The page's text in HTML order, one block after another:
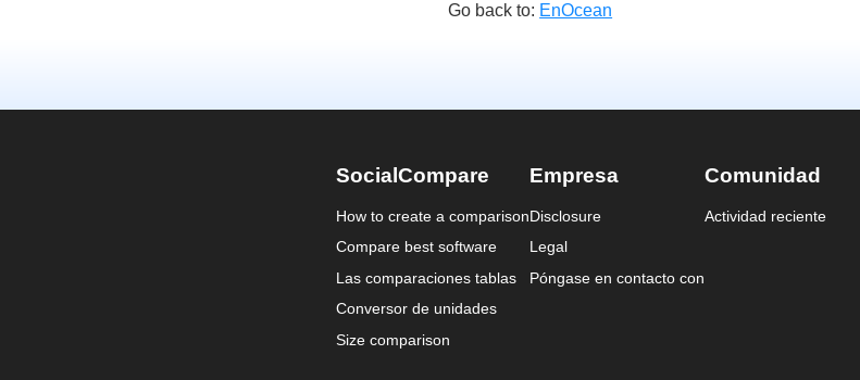
Go back to: EnOcean
SocialCompare
How to create a comparison
Compare best software
Las comparaciones tablas
Conversor de unidades
Size comparison
Empresa
Disclosure
Legal
Póngase en contacto con
Comunidad
Actividad reciente